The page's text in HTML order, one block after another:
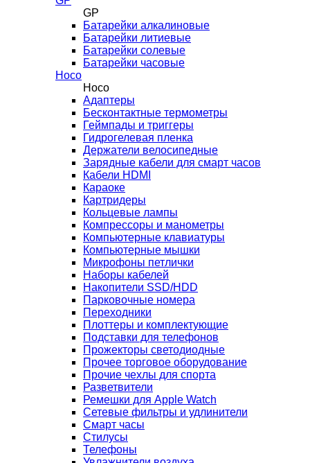
GP
Батарейки алкалиновые
Батарейки литиевые
Батарейки солевые
Батарейки часовые
Hoco
Hoco
Адаптеры
Бесконтактные термометры
Геймпады и триггеры
Гидрогелевая пленка
Держатели велосипедные
Зарядные кабели для смарт часов
Кабели HDMI
Караоке
Картридеры
Кольцевые лампы
Компрессоры и манометры
Компьютерные клавиатуры
Компьютерные мышки
Микрофоны петлички
Наборы кабелей
Накопители SSD/HDD
Парковочные номера
Переходники
Плоттеры и комплектующие
Подставки для телефонов
Прожекторы светодиодные
Прочее торговое оборудование
Прочие чехлы для спорта
Разветвители
Ремешки для Apple Watch
Сетевые фильтры и удлинители
Смарт часы
Стилусы
Телефоны